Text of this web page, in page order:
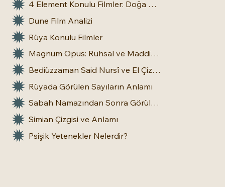
4 Element Konulu Filmler: Doğa Üstü Güçler
Dune Film Analizi
Rüya Konulu Filmler
Magnum Opus: Ruhsal ve Maddi Dönüşümün Büyük Eseri
Bediüzzaman Said Nursî ve El Çizgileri: İnsan Doğasına Dair Bir Bakış
Rüyada Görülen Sayıların Anlamı
Sabah Namazından Sonra Görülen Rüya Gerçek Olur mu?
Simian Çizgisi ve Anlamı
Psişik Yetenekler Nelerdir?